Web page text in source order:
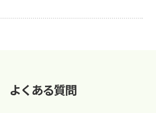
よくある質問